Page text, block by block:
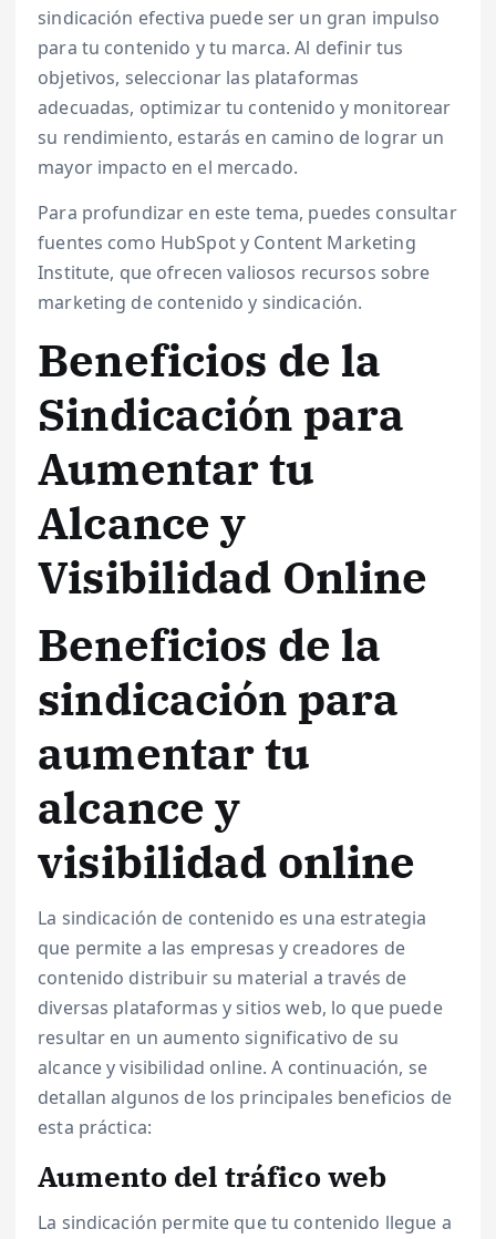
sindicación efectiva puede ser un gran impulso
para tu contenido y tu marca. Al definir tus
objetivos, seleccionar las plataformas
adecuadas, optimizar tu contenido y monitorear
su rendimiento, estarás en camino de lograr un
mayor impacto en el mercado.
Para profundizar en este tema, puedes consultar
fuentes como HubSpot y Content Marketing
Institute, que ofrecen valiosos recursos sobre
marketing de contenido y sindicación.
Beneficios de la
Sindicación para
Aumentar tu
Alcance y
Visibilidad Online
Beneficios de la
sindicación para
aumentar tu
alcance y
visibilidad online
La sindicación de contenido es una estrategia
que permite a las empresas y creadores de
contenido distribuir su material a través de
diversas plataformas y sitios web, lo que puede
resultar en un aumento significativo de su
alcance y visibilidad online. A continuación, se
detallan algunos de los principales beneficios de
esta práctica:
Aumento del tráfico web
La sindicación permite que tu contenido llegue a